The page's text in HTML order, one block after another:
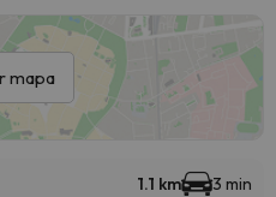
mapa
1.1 km 3 min